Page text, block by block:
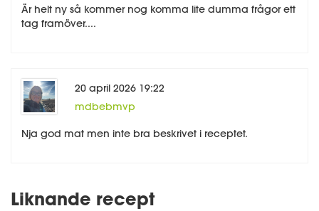
Är helt ny så kommer nog komma lite dumma frågor ett
tag framöver....
20 april 2026 19:22
mdbebmvp
Nja god mat men inte bra beskrivet i receptet.
Liknande recept